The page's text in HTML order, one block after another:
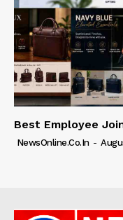
Best Employee
NewsOnline.co.in -